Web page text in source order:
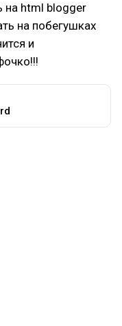
на html blogger
на побегушках
и